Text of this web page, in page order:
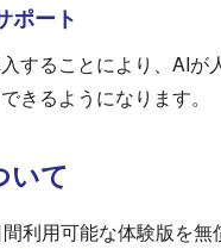
ポート
することにより、AI
きるようになります。
いて
利用可能な体験版を無